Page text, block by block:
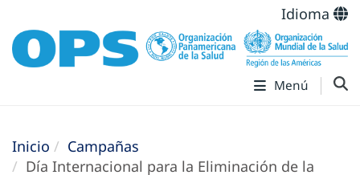
Idioma
Menú
Inicio
Campañas
Día Internacional para la Eliminación de la